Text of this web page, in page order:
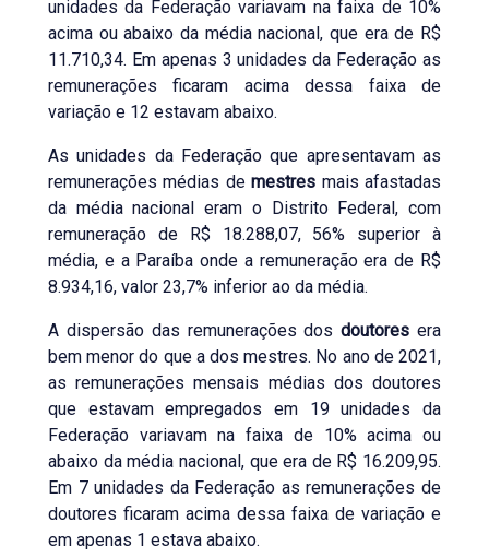
unidades da Federação variavam na faixa de 10%
acima ou abaixo da média nacional, que era de R$
11.710,34. Em apenas 3 unidades da Federação as
remunerações ficaram acima dessa faixa de
variação e 12 estavam abaixo.
As unidades da Federação que apresentavam as
remunerações médias demestres mais afastadas
da média nacional eram o Distrito Federal, com
remuneração de R$ 18.288,07, 56% superior à
média, e a Paraíba onde a remuneração era de R$
8.934,16, valor 23,7% inferior ao da média.
A dispersão das remunerações dos doutores era
bem menor do que a dos mestres. No ano de 2021,
as remunerações mensais médias dos doutores
que estavam empregados em 19 unidades da
Federação variavam na faixa de 10% acima ou
abaixo da média nacional, que era de R$ 16.209,95.
Em 7 unidades da Federação as remunerações de
doutores ficaram acima dessa faixa de variação e
em apenas 1 estava abaixo.